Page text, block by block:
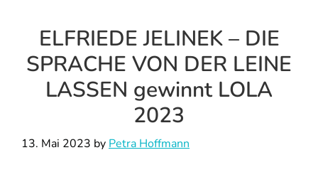
ELFRIEDE JELINEK – DIE
SPRACHE VON DER LEINE
LASSEN gewinnt LOLA
2023
13. Mai 2023 by Petra Hoffmann